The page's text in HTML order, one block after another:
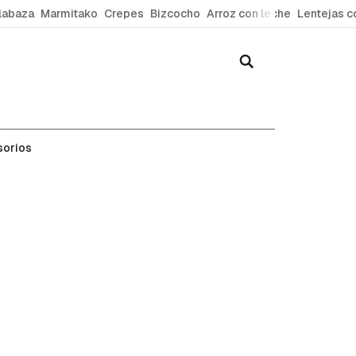
Marmitako Crepes Bizcocho Arroz con leche Lentejas